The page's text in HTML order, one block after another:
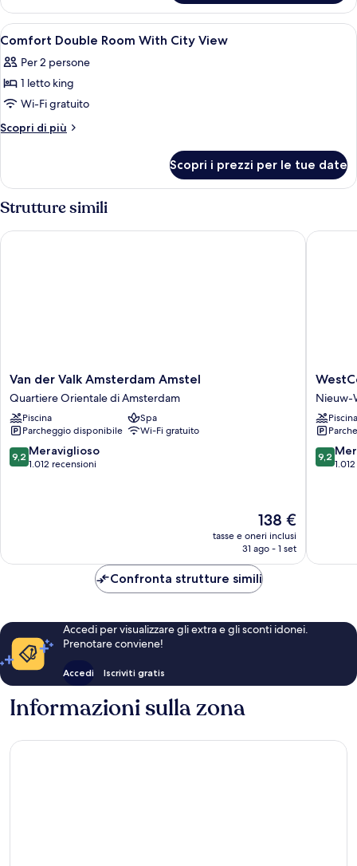
Twin
Room
Apri
tutte
le
foto
per
Comfort
With
View
Biancheria da letto di alta qualità,
4
Comfort Double Room With City View
Per 2 persone
1 letto king
Wi-Fi gratuito
Scopri di più
Altri
Double
With
View
Scopri i prezzi per le tue date
Strutture simili
Van
der
Valk
Amsterdam
Amstel
Quartiere
Orientale
Van der Valk Amsterdam Amstel
Quartiere Orientale di Amsterdam
Piscina
Spa
Parcheggio disponibile
Wi-Fi gratuito
9.2
su
9,2 Meraviglioso
1.012 recensioni
Il
prezzo
attuale
138 €
138 €
tasse e oneri inclusi
31 ago - 1 set
Van der Valk Amsterdam Amstel
Fashion
Hotel
Nieuw-
West
Nieuw-
Piscina
9.2
su
9,2
Confronta strutture simili
Accedi per visualizzare gli extra e gli sconti idonei.
Prenotare conviene!
Accedi Iscriviti gratis
Informazioni sulla zona